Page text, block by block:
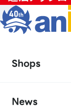
Shops
News